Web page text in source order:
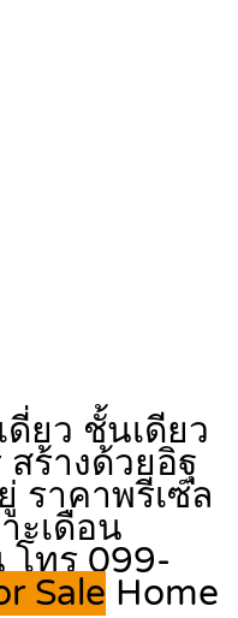
ยว ชั้นเดียว
ร้างด้วยอิฐ
ราคาพรีเซล
ะเดือน
โทร 099-
Sale Home